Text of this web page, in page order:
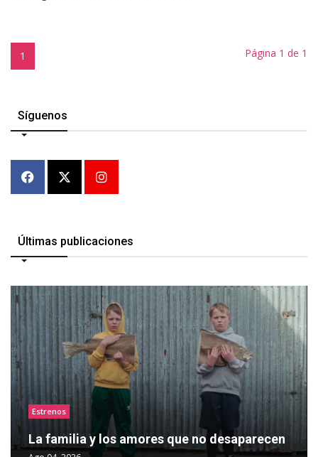
1 Página 1 de 1
Síguenos
Últimas publicaciones
Estrenos
La familia y los amores que no desaparecen